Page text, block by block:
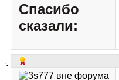
Спасибо
сказали: